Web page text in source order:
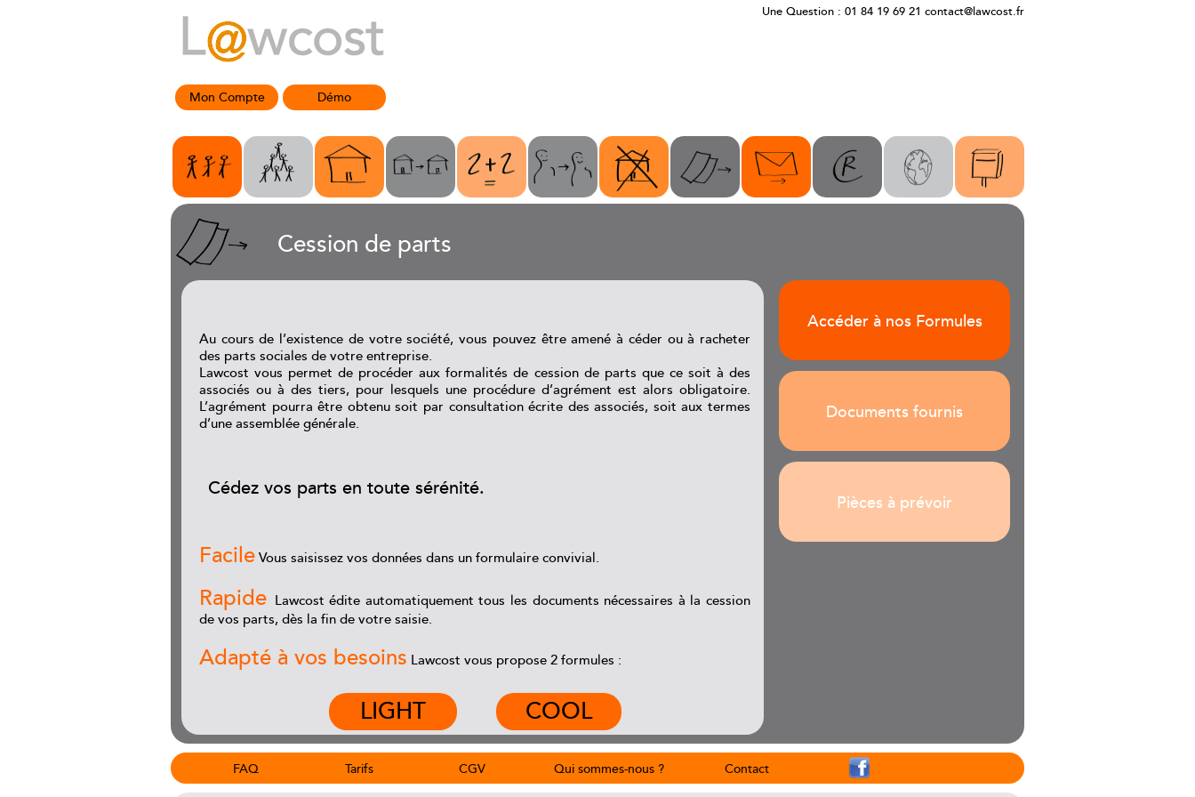
Mon Compte Démo
Une Question : 01 84 19 69 21 contact@lawcost.fr
Cession de parts
Au cours de l’existence de votre société, vous pouvez être amené à céder ou à racheter
des parts sociales de votre entreprise.
Lawcost vous permet de procéder aux formalités de cession de parts que ce soit à des
associés ou à des tiers, pour lesquels une procédure d’agrément est alors obligatoire.
L’agrément pourra être obtenu soit par consultation écrite des associés, soit aux termes
d’une assemblée générale.
Cédez vos parts en toute sérénité.
Facile Vous saisissez vos données dans un formulaire convivial.
Rapide Lawcost édite automatiquement tous les documents nécessaires à la cession
de vos parts, dès la fin de votre saisie.
Adapté à vos besoins Lawcost vous propose 2 formules :
LIGHT COOL
Accéder à nos Formules
Documents fournis
Pièces à prévoir
FAQ Tarifs CGV Qui sommes-nous ? Contact